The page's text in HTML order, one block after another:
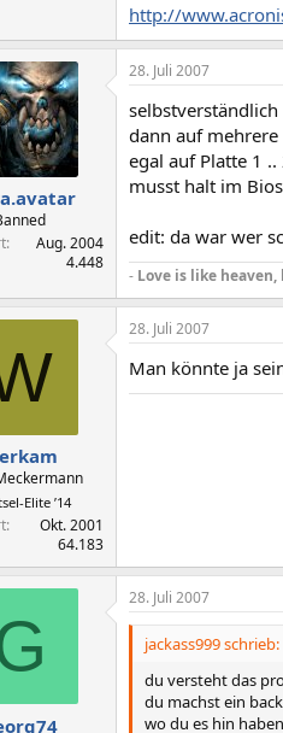
http://
Aug. 2004
4.448
28. Juli 2007
dann auf
egal auf Platte 1
musst halt im
edit: da war wer
- Love is like
Elite ’14
Okt. 2001
64.183
28. Juli 2007
Man könnte ja
28. Juli 2007
jackass999 schrieb:
du versteht das
du machst ein
wo du es hin